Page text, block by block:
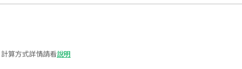
算方式詳情請看說明